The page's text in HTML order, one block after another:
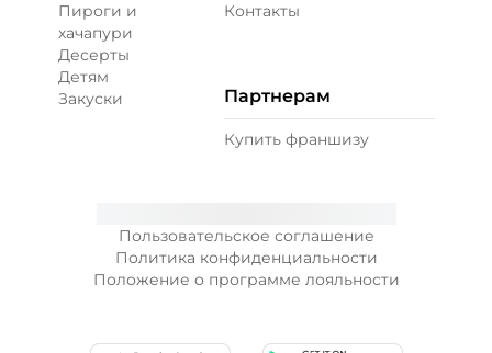
Пользовательское соглашение
Политика конфиденциальности
Положение о программе лояльности
Пироги и
хачапури
Десерты
Детям
Закуски
Контакты
Партнерам
Купить франшизу